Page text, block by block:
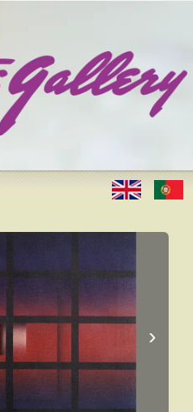
›